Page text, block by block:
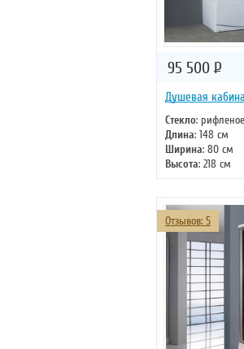
Душевая
Стекло: рифленое
Длина: 148 см
Ширина: 80 см
Высота: 218 см
Форма:
95 500 Р
Отзывов: 5